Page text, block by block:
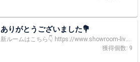
ありがとうございました💐
新ルームはこちら👇 https://www.showroom-live.com/room/profile?room_id=520054 みんなフォローしてね❣️ プレゼント企画🎁入力フォームはこちら👇 https://sgfm.jp/f/6a2851062607d8a01dc0fdeaaaf58072
獲得個数: 9